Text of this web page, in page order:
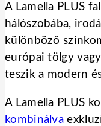
A Lamella PLUS
hálószobába,
különböző
európai tölgy
teszik a modern
A Lamella PLUS
kombinálva